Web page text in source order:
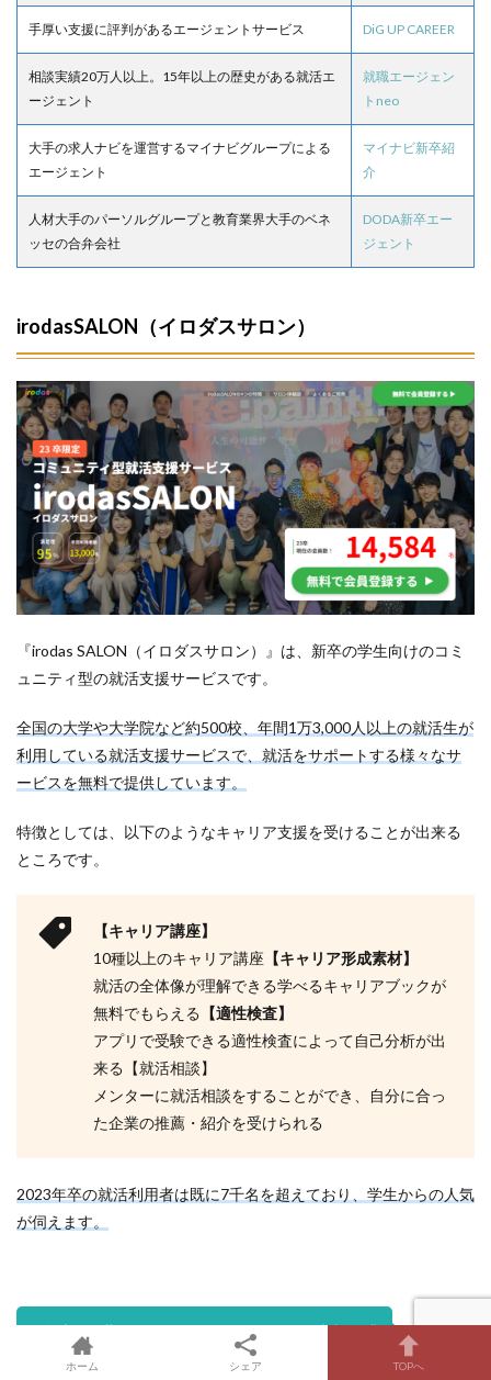
手厚い支援に評判があるエージェントサービス DiG UP CAREER
相談実績20万人以上。15年以上の歴史がある就活エ
ージェント
就職エージェン
トneo
大手の求人ナビを運営するマイナビグループによる
エージェント
マイナビ新卒紹
介
人材大手のパーソルグループと教育業界大手のベネ
ッセの合弁会社
DODA新卒エー
ジェント
irodasSALON（イロダスサロン）
『irodas SALON（イロダスサロン）』は、新卒の学生向けのコミ
ュニティ型の就活支援サービスです。
全国の大学や大学院など約500校、年間1万3,000人以上の就活生が
利用している就活支援サービスで、就活をサポートする様々なサ
ービスを無料で提供しています。
特徴としては、以下のようなキャリア支援を受けることが出来る
ところです。
【キャリア講座】
10種以上のキャリア講座 【キャリア形成素材】
就活の全体像が理解できる学べるキャリアブックが
無料でもらえる 【適性検査】
アプリで受験できる適性検査によって自己分析が出
来る【就活相談】
メンターに就活相談をすることができ、自分に合っ
た企業の推薦・紹介を受けられる
2023年卒の就活利用者は既に7千名を超えており、学生からの人気
が伺えます。
３年生の早期からメンターによるキャリア相談や求
人の紹介が受けられることは、人材系のサービスの
ホーム シェア TOPへ